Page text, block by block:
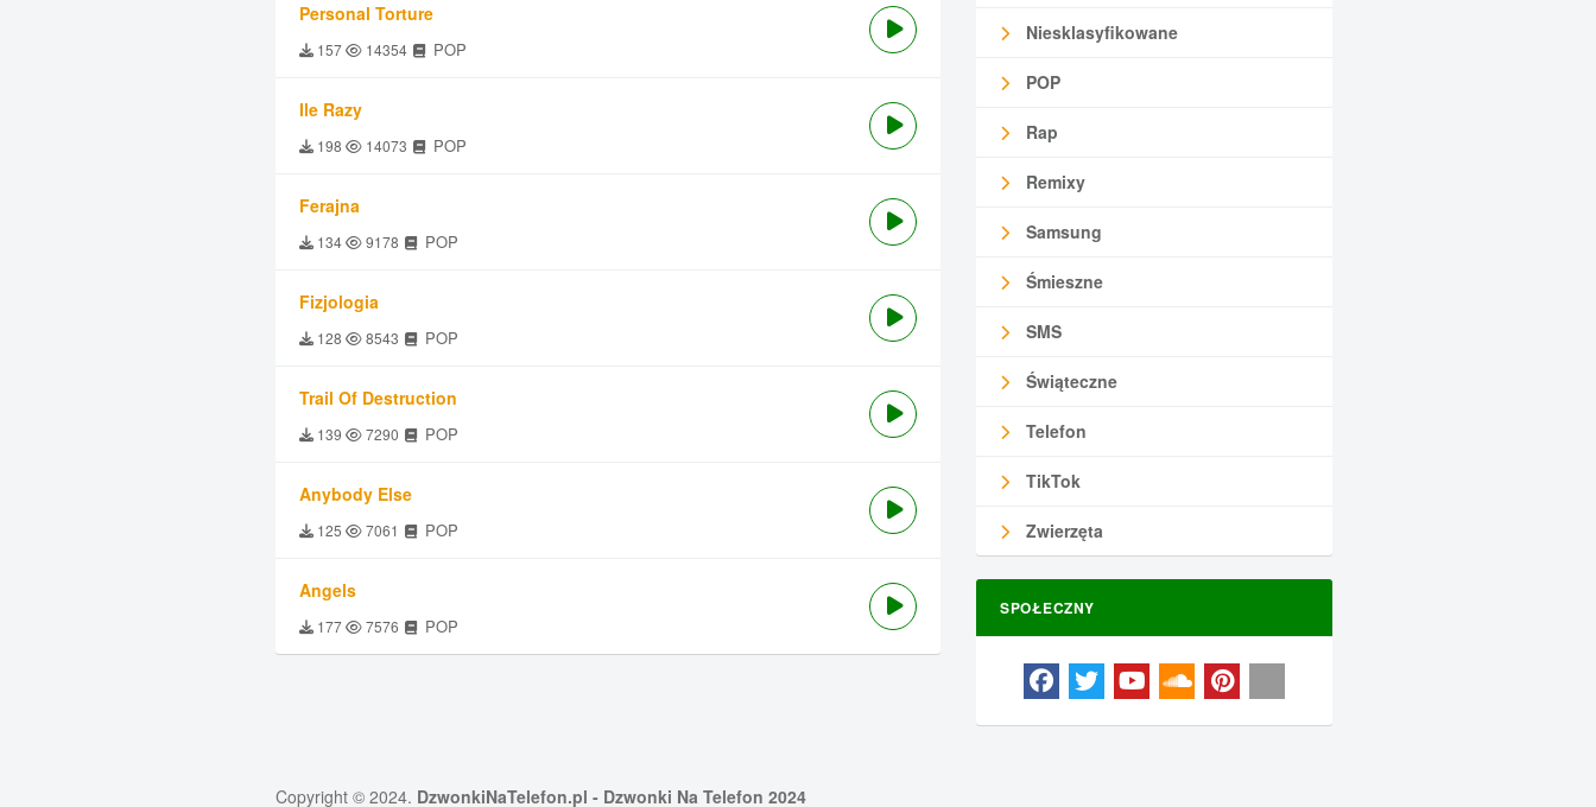
Niesklasyfikowane
POP
Rap
Remixy
Samsung
Śmieszne
SMS
Świąteczne
Telefon
TikTok
Zwierzęta
SPOŁECZNY
Personal Torture
157 14354 POP
Ile Razy
198 14073 POP
Ferajna
134 9178 POP
Fizjologia
128 8543 POP
Trail Of Destruction
139 7290 POP
Anybody Else
125 7061 POP
Angels
177 7576 POP
Copyright © 2024. DzwonkiNaTelefon.pl - Dzwonki Na Telefon 2024